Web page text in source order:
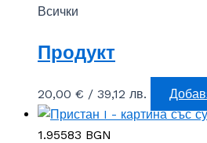
Всички
Продукт
20,00 € / 39,12 лв.
1.95583 BGN